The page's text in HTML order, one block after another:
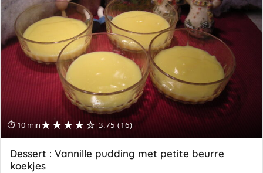
⏱ 10 min★★★★☆ 3.75 (16)
Dessert : Vannille pudding met petite beurre
koekjes